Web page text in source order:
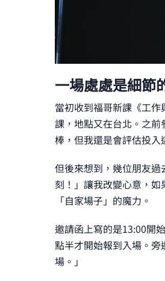
一場處處是細節
當初收到福哥新課《工
課，地點又在台北。之
棒，但我還是會評估投入
但後來想到，幾位朋友
刻！」讓我改變心意，
「自家場子」的魔力。
邀請函上寫的是13:00開
點半才開始報到入場。
場。」